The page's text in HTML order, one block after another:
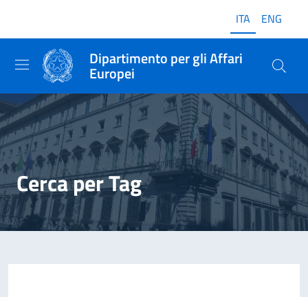
ITA ENG
Dipartimento per gli Affari
Europei
Cerca per Tag